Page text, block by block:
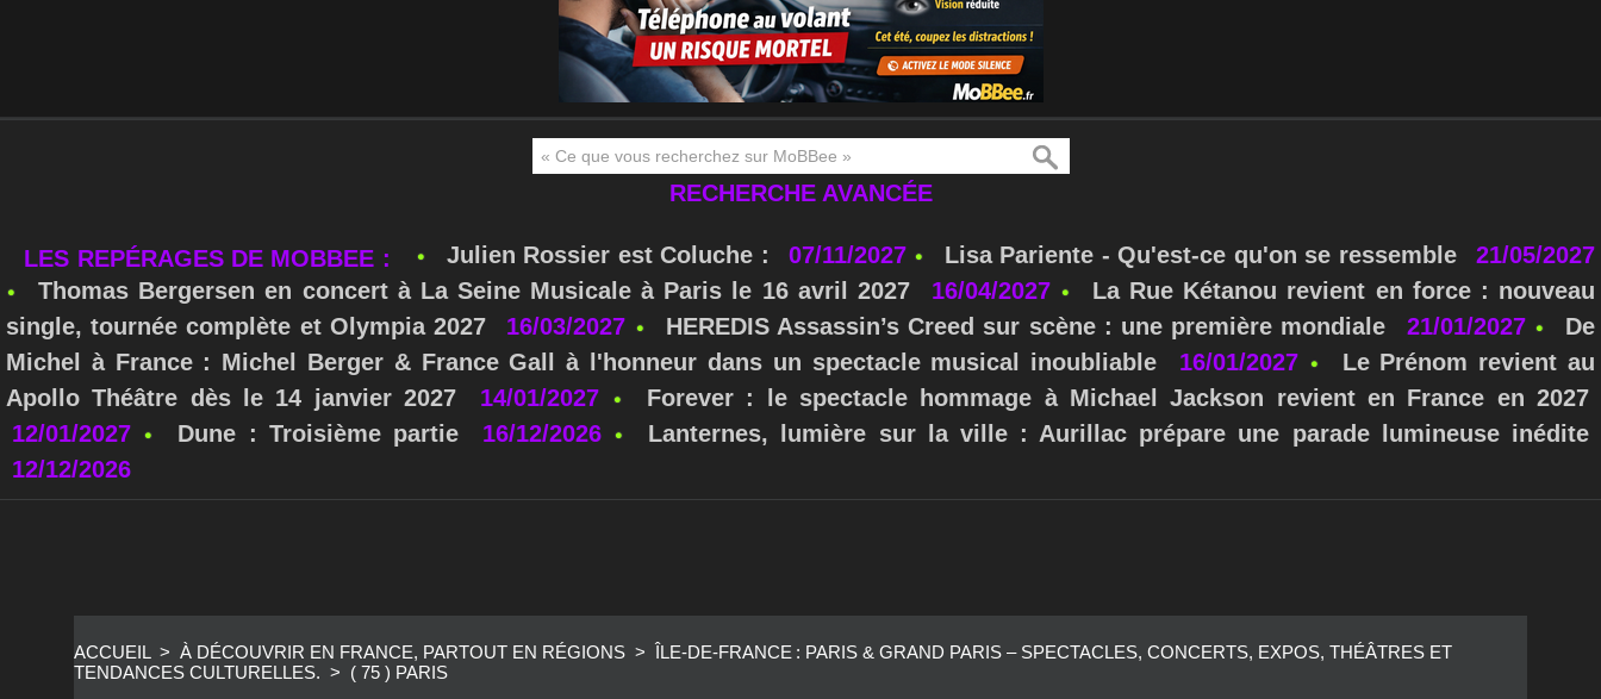
RECHERCHE AVANCÉE
LES REPÉRAGES DE MOBBEE : Julien Rossier est Coluche : 07/11/2027 Lisa Pariente - Qu'est-ce qu'on se ressemble
21/05/2027
Thomas Bergersen en concert à La Seine Musicale à Paris le 16 avril 2027
16/04/2027
La Rue Kétanou revient en force : nouveau
single, tournée complète et Olympia 2027
16/03/2027 HEREDIS Assassin’s Creed sur scène : une première mondiale 21/01/2027
De
Michel à France : Michel Berger & France Gall à l'honneur dans un spectacle musical inoubliable
16/01/2027
Le Prénom revient au
Apollo Théâtre dès le 14 janvier 2027
14/01/2027
Forever : le spectacle hommage à Michael Jackson revient en France en 2027
12/01/2027
Dune : Troisième partie 16/12/2026
Lanternes, lumière sur la ville : Aurillac prépare une parade lumineuse inédite
12/12/2026
ACCUEIL > À DÉCOUVRIR EN FRANCE, PARTOUT EN RÉGIONS > ÎLE‑DE‑FRANCE : PARIS & GRAND PARIS – SPECTACLES, CONCERTS, EXPOS, THÉÂTRES ET
TENDANCES CULTURELLES. > ( 75 ) PARIS